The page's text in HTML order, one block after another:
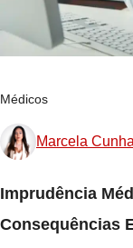
Médicos
Marcela Cunha
Imprudência
Consequências